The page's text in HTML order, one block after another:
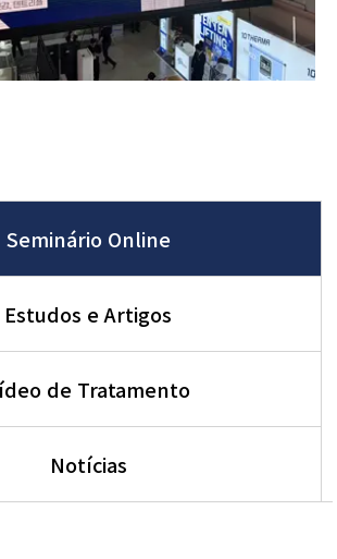
Seminário Online
Estudos e Artigos
de Tratamento
Notícias